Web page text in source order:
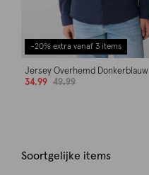
-20% extra vanaf 3 items
Jersey Overhemd Donkerblauw
34.99
49.99
Soortgelijke items